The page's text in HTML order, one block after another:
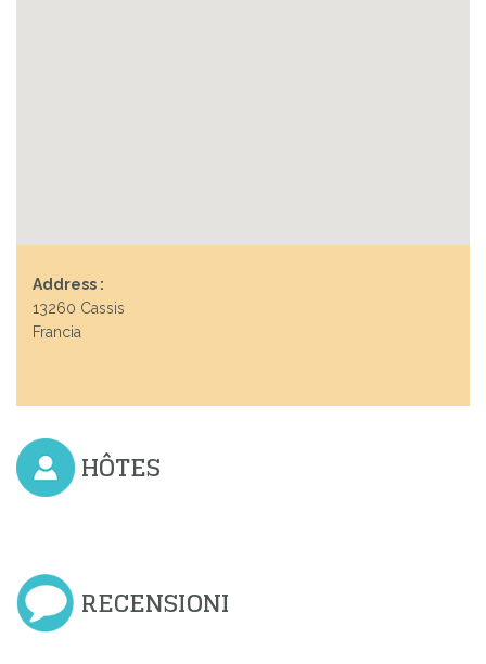
Address :
13260 Cassis
Francia
HÔTES
RECENSIONI